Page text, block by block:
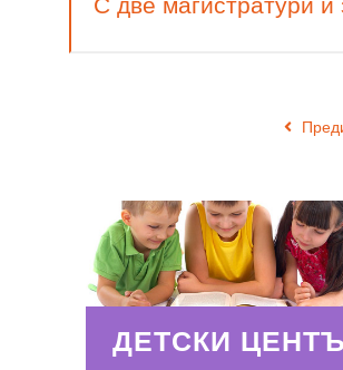
С две магистратури
ДЕТСКИ
Read More